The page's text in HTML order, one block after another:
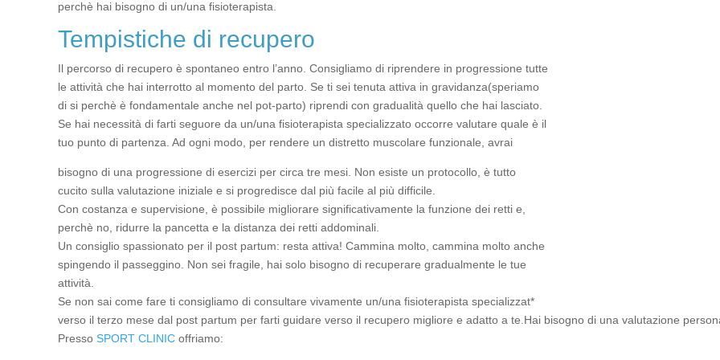
perchè hai bisogno di un/una fisioterapista.
Tempistiche di recupero
Il percorso di recupero è spontaneo entro l’anno. Consigliamo di riprendere in progressione tutte
le attività che hai interrotto al momento del parto. Se ti sei tenuta attiva in gravidanza(speriamo
di si perchè è fondamentale anche nel pot-parto) riprendi con gradualità quello che hai lasciato.
Se hai necessità di farti seguore da un/una fisioterapista specializzato occorre valutare quale è il
tuo punto di partenza. Ad ogni modo, per rendere un distretto muscolare funzionale, avrai
bisogno di una progressione di esercizi per circa tre mesi. Non esiste un protocollo, è tutto
cucito sulla valutazione iniziale e si progredisce dal più facile al più difficile.
Con costanza e supervisione, è possibile migliorare significativamente la funzione dei retti e,
perchè no, ridurre la pancetta e la distanza dei retti addominali.
Un consiglio spassionato per il post partum: resta attiva! Cammina molto, cammina molto anche
spingendo il passeggino. Non sei fragile, hai solo bisogno di recuperare gradualmente le tue
attività.
Se non sai come fare ti consigliamo di consultare vivamente un/una fisioterapista specializzat*
verso il terzo mese dal post partum per farti guidare verso il recupero migliore e adatto a te. Hai bisogno di una valutazione
Presso SPORT CLINIC offriamo: